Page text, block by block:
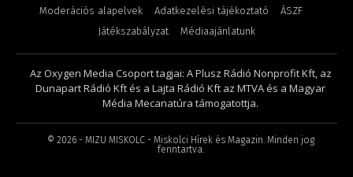
Moderációs alapelvek Adatkezelési tájékoztató
ÁSZF
Játékszabályzat
Médiaajánlatunk
Az Oxygen Media Csoport tagjai: A Plusz Rádió Nonprofit Kft, az
Dunapart Rádió Kft és a Lajta Rádió Kft az MTVA és a Magyar
Média Mecanatúra támogatottja.
© 2026- MIZU MISKOLC - Miskolci Hírek és Magazin. Minden jog
fenntartva.